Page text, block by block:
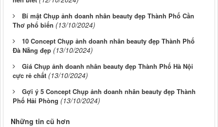
Bí mật Chụp ảnh doanh nhân beauty đẹp Thành Phố Cần
Thơ phổ biến (13/10/2024)
10 Concept Chụp ảnh doanh nhân beauty đẹp Thành Phố
Đà Nẵng đẹp (13/10/2024)
Giá Chụp ảnh doanh nhân beauty đẹp Thành Phố Hà Nội
cực rẻ chất (13/10/2024)
Gợi ý 5 Concept Chụp ảnh doanh nhân beauty đẹp Thành
Phố Hải Phòng (13/10/2024)
Những tin cũ hơn